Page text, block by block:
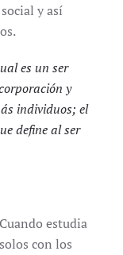
y así
es un ser
y
individuos; el
define al ser
estudia
con los